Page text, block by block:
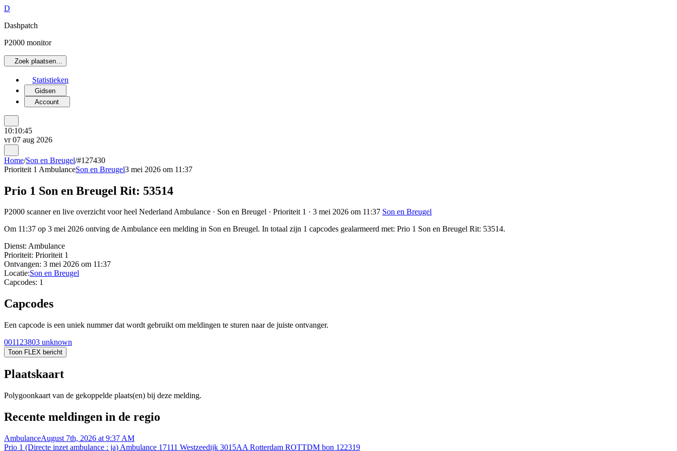
D
Dashpatch
P2000 monitor
Zoek plaatsen…
Statistieken
Gidsen
Account
10:10:45
vr 07 aug 2026
Home/Son en Breugel/#127430
Prioriteit 1 AmbulanceSon en Breugel3 mei 2026 om 11:37
Prio 1 Son en Breugel Rit: 53514
P2000 scanner en live overzicht voor heel Nederland Ambulance · Son en Breugel · Prioriteit 1 · 3 mei 2026 om 11:37 Son en Breugel
Om 11:37 op 3 mei 2026 ontving de Ambulance een melding in Son en Breugel. In totaal zijn 1 capcodes gealarmeerd met: Prio 1 Son en Breugel Rit: 53514.
Dienst: Ambulance
Prioriteit: Prioriteit 1
Ontvangen: 3 mei 2026 om 11:37
Locatie:Son en Breugel
Capcodes: 1
Capcodes
Een capcode is een uniek nummer dat wordt gebruikt om meldingen te sturen naar de juiste ontvanger.
001123803 unknown
Toon FLEX bericht
Plaatskaart
Polygoonkaart van de gekoppelde plaats(en) bij deze melding.
Recente meldingen in de regio
AmbulanceAugust 7th, 2026 at 9:37 AM
Prio 1 (Directe inzet ambulance : ja) Ambulance 17111 Westzeedijk 3015AA Rotterdam ROTTDM bon 122319